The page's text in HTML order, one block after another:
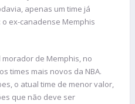
apenas um time já
ex-canadense Memphis
de Memphis, no
times mais novos da NBA.
o atual time de menor valor,
que não deve ser